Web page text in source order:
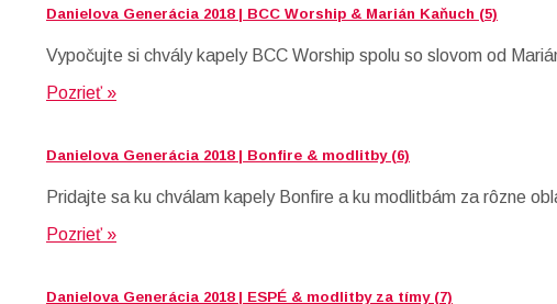
Danielova Generácia 2018 | BCC Worship & Marián Kaňuch (5)
Vypočujte si chvály kapely BCC Worship spolu so slovom od
Pozrieť »
Danielova Generácia 2018 | Bonfire & modlitby (6)
Pridajte sa ku chválam kapely Bonfire a ku modlitbám za rôzne
Pozrieť »
Danielova Generácia 2018 | ESPÉ & modlitby za tímy (7)